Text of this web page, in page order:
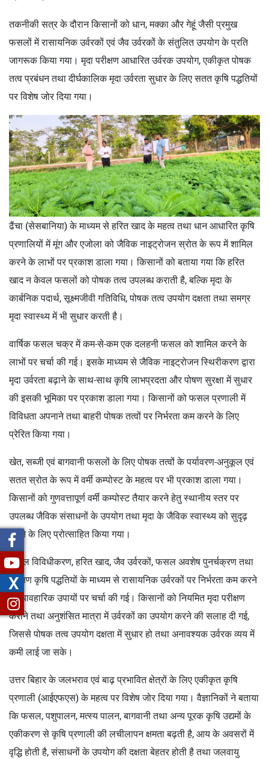
तकनीकी सत्र के दौरान किसानों को धान, मक्का और गेहूं जैसी प्रमुख
फसलों में रासायनिक उर्वरकों एवं जैव उर्वरकों के संतुलित उपयोग के प्रति
जागरूक किया गया। मृदा परीक्षण आधारित उर्वरक उपयोग, एकीकृत पोषक
तत्व प्रबंधन तथा दीर्घकालिक मृदा उर्वरता सुधार के लिए सतत कृषि पद्धतियों
पर विशेष जोर दिया गया।
ढैंचा (सेसबानिया) के माध्यम से हरित खाद के महत्व तथा धान आधारित कृषि
प्रणालियों में मूंग और एजोला को जैविक नाइट्रोजन स्रोत के रूप में शामिल
करने के लाभों पर प्रकाश डाला गया। किसानों को बताया गया कि हरित
खाद न केवल फसलों को पोषक तत्व उपलब्ध कराती है, बल्कि मृदा के
कार्बनिक पदार्थ, सूक्ष्मजीवी गतिविधि, पोषक तत्व उपयोग दक्षता तथा समग्र
मृदा स्वास्थ्य में भी सुधार करती है।
वार्षिक फसल चक्र में कम-से-कम एक दलहनी फसल को शामिल करने के
लाभों पर चर्चा की गई। इसके माध्यम से जैविक नाइट्रोजन स्थिरीकरण द्वारा
मृदा उर्वरता बढ़ाने के साथ-साथ कृषि लाभप्रदता और पोषण सुरक्षा में सुधार
की इसकी भूमिका पर प्रकाश डाला गया। किसानों को फसल प्रणाली में
विविधता अपनाने तथा बाहरी पोषक तत्वों पर निर्भरता कम करने के लिए
प्रेरित किया गया।
खेत, सब्जी एवं बागवानी फसलों के लिए पोषक तत्वों के पर्यावरण-अनुकूल एवं
सतत स्रोत के रूप में वर्मी कम्पोस्ट के महत्व पर भी प्रकाश डाला गया।
किसानों को गुणवत्तापूर्ण वर्मी कम्पोस्ट तैयार करने हेतु स्थानीय स्तर पर
उपलब्ध जैविक संसाधनों के उपयोग तथा मृदा के जैविक स्वास्थ्य को सुदृढ़
करने के लिए प्रोत्साहित किया गया।
फसल विविधीकरण, हरित खाद, जैव उर्वरकों, फसल अवशेष पुनर्चक्रण तथा
संरक्षण कृषि पद्धतियों के माध्यम से रासायनिक उर्वरकों पर निर्भरता कम करने
के व्यावहारिक उपायों पर चर्चा की गई। किसानों को नियमित मृदा परीक्षण
कराने तथा अनुशंसित मात्रा में उर्वरकों का उपयोग करने की सलाह दी गई,
जिससे पोषक तत्व उपयोग दक्षता में सुधार हो तथा अनावश्यक उर्वरक व्यय में
कमी लाई जा सके।
उत्तर बिहार के जलभराव एवं बाढ़ प्रभावित क्षेत्रों के लिए एकीकृत कृषि
प्रणाली (आईएफएस) के महत्व पर विशेष जोर दिया गया। वैज्ञानिकों ने बताया
कि फसल, पशुपालन, मत्स्य पालन, बागवानी तथा अन्य पूरक कृषि उद्यमों के
एकीकरण से कृषि प्रणाली की लचीलापन क्षमता बढ़ती है, आय के अवसरों में
वृद्धि होती है, संसाधनों के उपयोग की दक्षता बेहतर होती है तथा जलवायु
X